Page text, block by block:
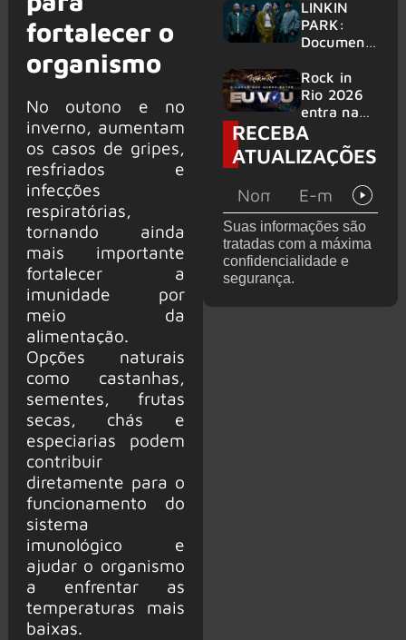
fortalecer o
organismo
No outono e no
inverno, aumentam
os casos de gripes,
resfriados e
infecções
respiratórias,
tornando ainda
mais importante
fortalecer a
imunidade por
meio da
alimentação.
Opções naturais
como castanhas,
sementes, frutas
secas, chás e
especiarias podem
contribuir
diretamente para o
funcionamento do
sistema
imunológico e
ajudar o organismo
a enfrentar as
temperaturas mais
baixas.
6 shows
amplia
line-up e
já
mais de 50
bandas
LINKIN
PARK:
Document
‘Unshatter’
e álbum ao
vivo são
anunciados
Rock in
Rio 2026
entra na
reta final
com
Cidade do
montagem
acelerada
e line-up
completo
confirmad
RECEBA
ATUALIZAÇÕES
Suas informações são
tratadas com a máxima
confidencialidade e
segurança.